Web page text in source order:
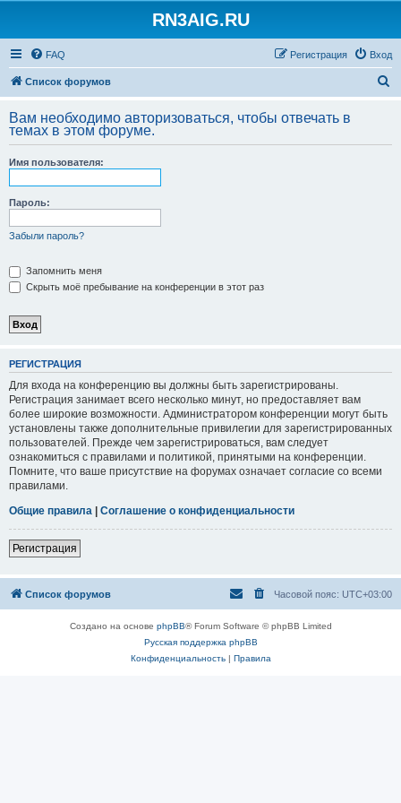
RN3AIG.RU
FAQ Вход
Регистрация
Список форумов
с
Вам необходимо авторизоваться, чтобы отвечать в
темах в этом форуме.
Имя пользователя:
Пароль:
Забыли пароль?
Запомнить меня
Скрыть моё пребывание на конференции в этот раз
РЕГИСТРАЦИЯ
Для входа на конференцию вы должны быть зарегистрированы.
Регистрация занимает всего несколько минут, но предоставляет вам
более широкие возможности. Администратором конференции могут быть
установлены также дополнительные привилегии для зарегистрированных
пользователей. Прежде чем зарегистрироваться, вам следует
ознакомиться с правилами и политикой, принятыми на конференции.
Помните, что ваше присутствие на форумах означает согласие со всеми
правилами.
Общие правила | Соглашение о конфиденциальности
Регистрация
Список форумов Часовой пояс: UTC+03:00
Создано на основе phpBB® Forum Software © phpBB Limited
Русская поддержка phpBB
Конфиденциальность| Правила